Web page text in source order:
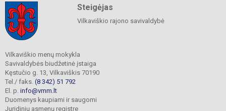
Steigėjas
Vilkaviškio rajono savivaldybė
Vilkaviškio menų mokykla
Savivaldybės biudžetinė įstaiga
Kęstučio g. 13, Vilkaviškis 70190
Tel./ faks. (8 342) 51 792
El. p. info@vmm.lt
Duomenys kaupiami ir saugomi
Juridinių asmenų registre